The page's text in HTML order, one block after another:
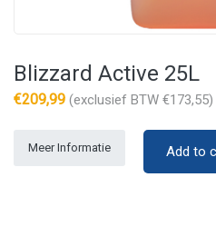
Blizzard Active 25L
€209,99 (exclusief BTW €173,55)
Add to
Meer Informatie